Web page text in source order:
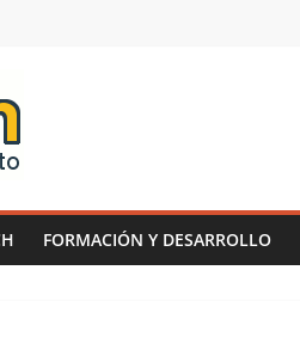
FORMACIÓN Y DESARROLLO